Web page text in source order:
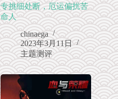
专挑细处断，厄运偏扰苦
命人
chinaega
2023年3月11日
主题测评